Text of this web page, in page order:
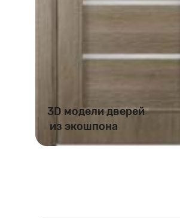
3D модели дверей
из экошпона